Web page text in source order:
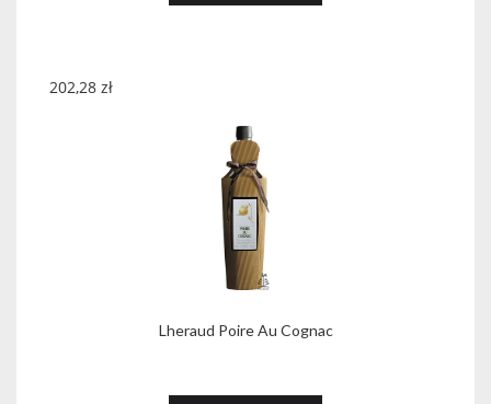
Lheraud Poire Au Cognac
202,28 zł